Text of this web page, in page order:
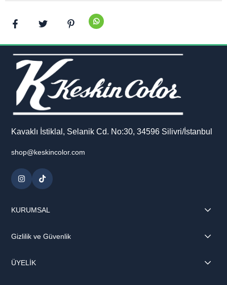
Kavaklı İstiklal, Selanik Cd. No:30, 34596 Silivri/İstanbul
shop@keskincolor.com
KURUMSAL
Gizlilik ve Güvenlik
ÜYELİK